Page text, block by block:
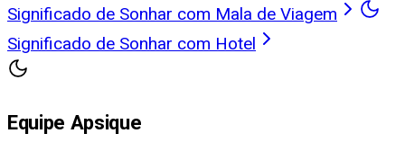
Significado de Sonhar com Mala de Viagem
Significado de Sonhar com Hotel
Equipe Apsique